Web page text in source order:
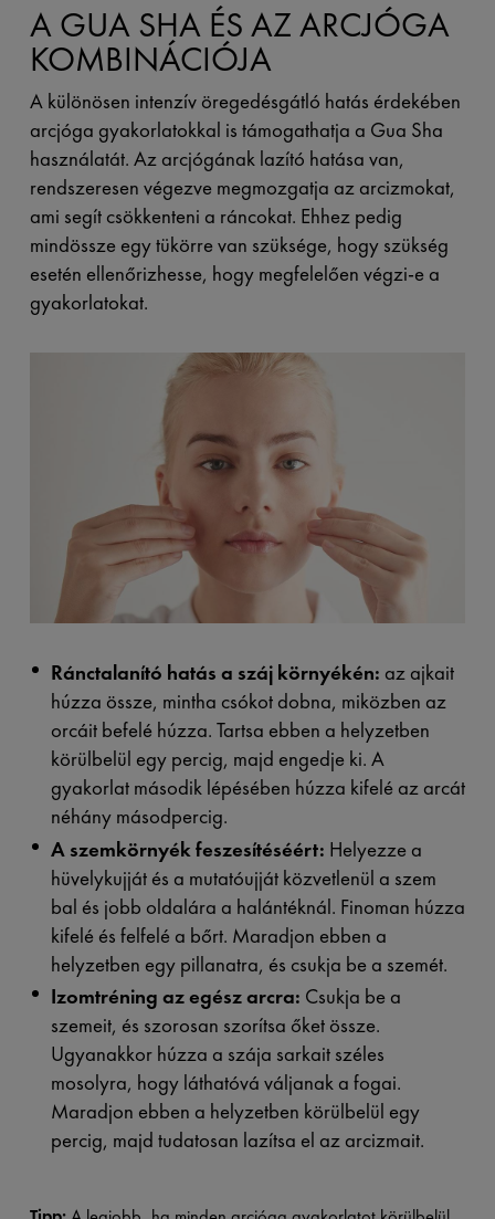
A GUA SHA ÉS AZ ARCJÓGA
KOMBINÁCIÓJA
A különösen intenzív öregedésgátló hatás érdekében
arcjóga gyakorlatokkal is támogathatja a Gua Sha
használatát. Az arcjógának lazító hatása van,
rendszeresen végezve megmozgatja az arcizmokat,
ami segít csökkenteni a ráncokat. Ehhez pedig
mindössze egy tükörre van szüksége, hogy szükség
esetén ellenőrizhesse, hogy megfelelően végzi-e a
gyakorlatokat.
Ránctalanító hatás a száj környékén: az ajkait
húzza össze, mintha csókot dobna, miközben az
orcáit befelé húzza. Tartsa ebben a helyzetben
körülbelül egy percig, majd engedje ki. A
gyakorlat második lépésében húzza kifelé az arcát
néhány másodpercig.
A szemkörnyék feszesítéséért: Helyezze a
hüvelykujját és a mutatóujját közvetlenül a szem
bal és jobb oldalára a halántéknál. Finoman húzza
kifelé és felfelé a bőrt. Maradjon ebben a
helyzetben egy pillanatra, és csukja be a szemét.
Izomtréning az egész arcra: Csukja be a
szemeit, és szorosan szorítsa őket össze.
Ugyanakkor húzza a szája sarkait széles
mosolyra, hogy láthatóvá váljanak a fogai.
Maradjon ebben a helyzetben körülbelül egy
percig, majd tudatosan lazítsa el az arcizmait.